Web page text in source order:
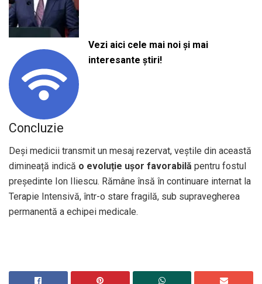
Vezi aici cele mai noi și mai
interesante știri!
Concluzie
Deși medicii transmit un mesaj rezervat, veștile din această
dimineață indică o evoluție ușor favorabilă pentru fostul
președinte Ion Iliescu. Rămâne însă în continuare internat la
Terapie Intensivă, într-o stare fragilă, sub supravegherea
permanentă a echipei medicale.